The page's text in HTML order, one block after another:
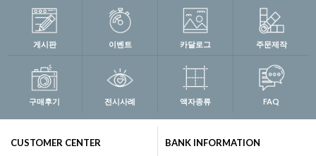
게시판 이벤트 카달로그 주문제작
구매후기 전시사례 액자종류 FAQ
CUSTOMER CENTER BANK INFORMATION